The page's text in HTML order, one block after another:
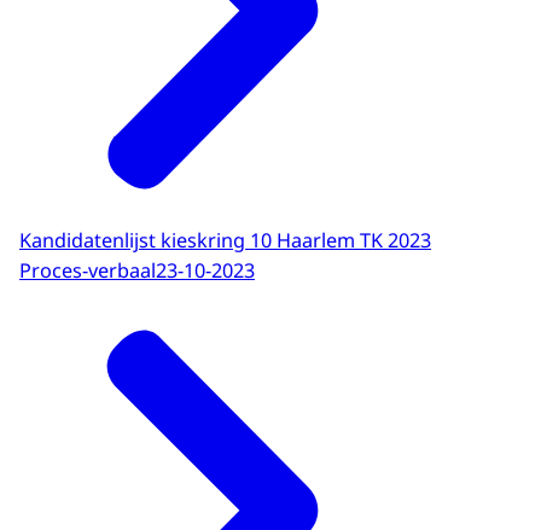
Kandidatenlijst kieskring 10 Haarlem TK 2023
Proces-verbaal23-10-2023